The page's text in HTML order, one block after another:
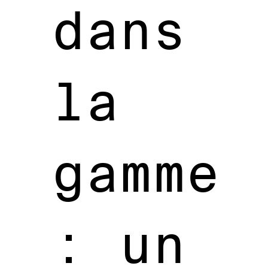
dans
la
gamme
: un